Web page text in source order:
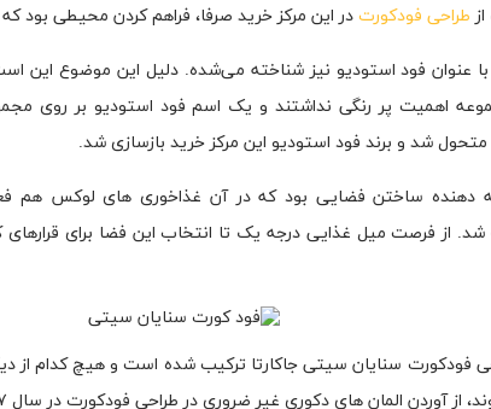
طراحی فودکورت در این مرکز خرید صرفا، فراهم کردن محیطی
عنوان فود استودیو نیز شناخته می‌شده. دلیل این موضوع این
شد و برند فود استودیو این مرکز خرید بازسازی شد.
دهنده ساختن فضایی بود که در آن غذاخوری های لوکس هم
شد. از فرصت میل غذایی درجه یک تا انتخاب این فضا برای
فودکورت سنایان سیتی جاکارتا ترکیب شده است و هیچ کدام از
المان های دکوری غیر ضروری در طراحی فودکورت در سال ۲۰۱۷ خوداری شد.